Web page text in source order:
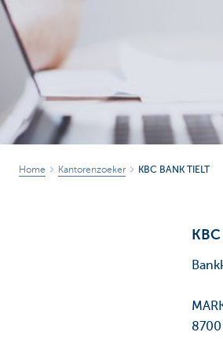
Home Kantorenzoeker KBC BANK TIELT
8700